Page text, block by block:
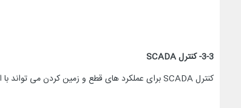
3-3- کنترل
SCADA
کنترل SCADA برای عملکرد های قطع و زمین کردن می تواند با استفاده از انواع فیکس اعمال شود که عموما' برای تجهیزات کشویی ممکن نیست.